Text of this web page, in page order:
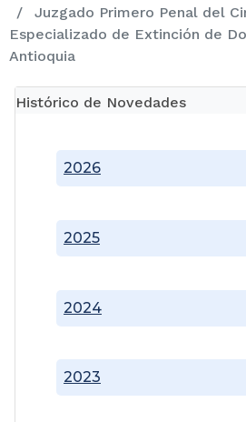
Juzgado Primero Penal del
Especializado de Extinción de
Antioquia
Histórico de Novedades
2023
2024
2025
2026